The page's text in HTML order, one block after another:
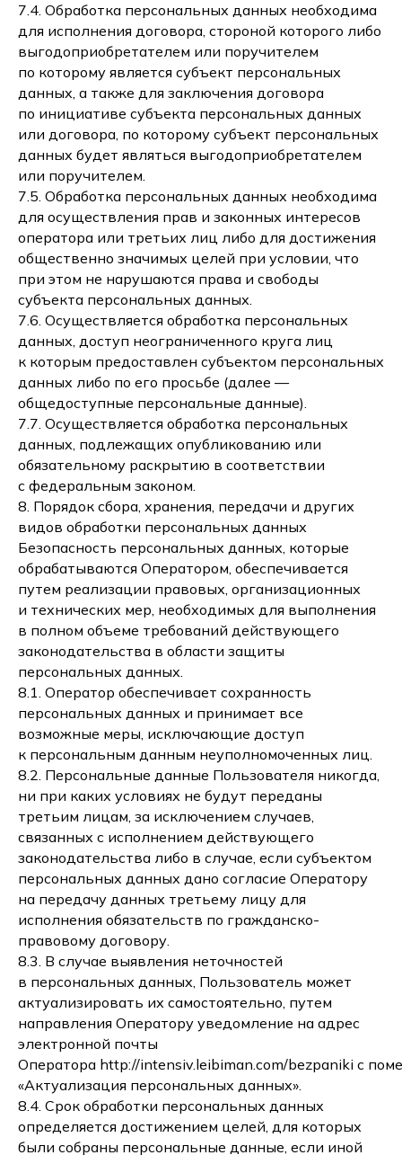
7.4. Обработка персональных данных необходима
для исполнения договора, стороной которого либо
выгодоприобретателем или поручителем
по которому является субъект персональных
данных, а также для заключения договора
по инициативе субъекта персональных данных
или договора, по которому субъект персональных
данных будет являться выгодоприобретателем
или поручителем.
7.5. Обработка персональных данных необходима
для осуществления прав и законных интересов
оператора или третьих лиц либо для достижения
общественно значимых целей при условии, что
при этом не нарушаются права и свободы
субъекта персональных данных.
7.6. Осуществляется обработка персональных
данных, доступ неограниченного круга лиц
к которым предоставлен субъектом персональных
данных либо по его просьбе (далее —
общедоступные персональные данные).
7.7. Осуществляется обработка персональных
данных, подлежащих опубликованию или
обязательному раскрытию в соответствии
с федеральным законом.
8. Порядок сбора, хранения, передачи и других
видов обработки персональных данных
Безопасность персональных данных, которые
обрабатываются Оператором, обеспечивается
путем реализации правовых, организационных
и технических мер, необходимых для выполнения
в полном объеме требований действующего
законодательства в области защиты
персональных данных.
8.1. Оператор обеспечивает сохранность
персональных данных и принимает все
возможные меры, исключающие доступ
к персональным данным неуполномоченных лиц.
8.2. Персональные данные Пользователя никогда,
ни при каких условиях не будут переданы
третьим лицам, за исключением случаев,
связанных с исполнением действующего
законодательства либо в случае, если субъектом
персональных данных дано согласие Оператору
на передачу данных третьему лицу для
исполнения обязательств по гражданско-
правовому договору.
8.3. В случае выявления неточностей
в персональных данных, Пользователь может
актуализировать их самостоятельно, путем
направления Оператору уведомление на адрес
электронной почты
Оператора http://intensiv.leibiman.com/bezpaniki с
«Актуализация персональных данных».
8.4. Срок обработки персональных данных
определяется достижением целей, для которых
были собраны персональные данные, если иной